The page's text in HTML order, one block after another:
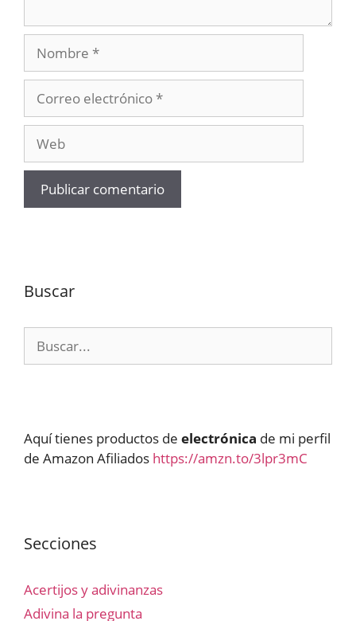
Nombre
electrónico
Buscar
Aquí tienes productos de electrónica de mi perfil
de Amazon Afiliados https://amzn.to/3lpr3mC
Secciones
Acertijos y adivinanzas
Adivina la pregunta